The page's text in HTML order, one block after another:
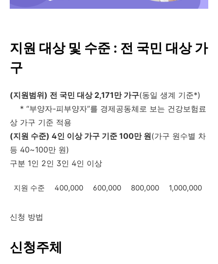
지원 대상 및 수준 : 전 국민 대상 가
구
(지원범위) 전 국민 대상 2,171만 가구(동일 생계 기준*)
* “부양자-피부양자”를 경제공동체로 보는 건강보험료
상 가구 기준 적용
(지원 수준) 4인 이상 가구 기준 100만 원(가구 원수별 차
등 40~100만 원)
구분 1인 2인 3인 4인 이상
지원 수준 400,000 600,000 800,000 1,000,000
신청 방법
신청주체